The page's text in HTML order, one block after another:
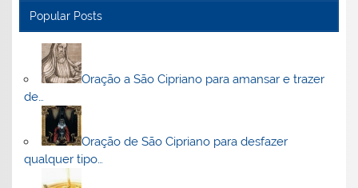
Popular Posts
Oração a São Cipriano para amansar e trazer
de…
Oração de São Cipriano para desfazer
qualquer tipo…